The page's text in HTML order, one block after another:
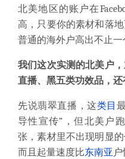
北美地区的账户在
高，只要你的素材和落
普通的海外户高出不止一
我们这次实测的北美户
直播、黑五类功效品，还
先说翡翠直播，这类目
导性宣传”，但北美户
张，素材里不出现明显
而且起量速度比东南亚 户